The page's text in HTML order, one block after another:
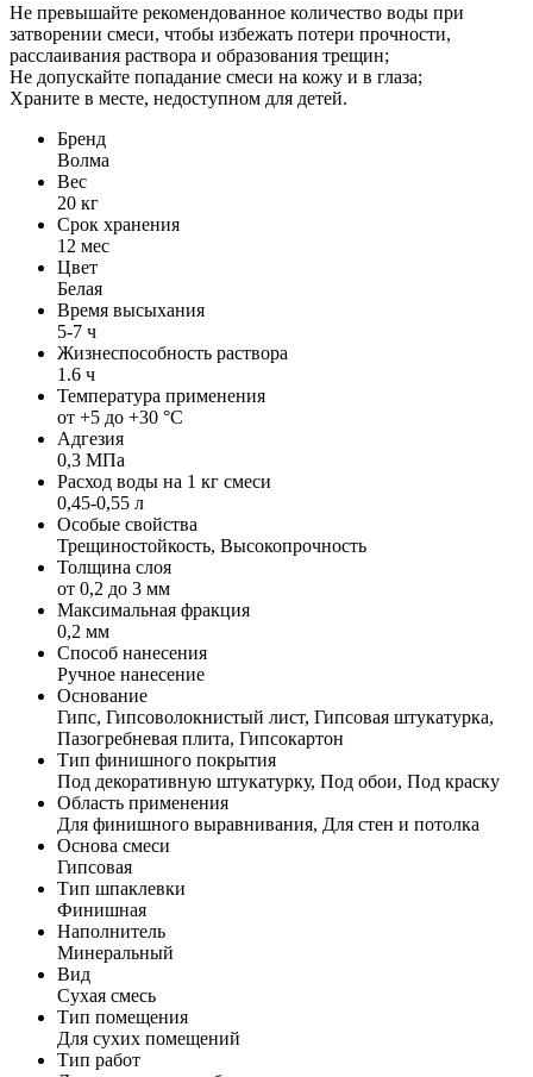
Не превышайте рекомендованное количество воды при
затворении смеси, чтобы избежать потери прочности,
расслаивания раствора и образования трещин;
Не допускайте попадание смеси на кожу и в глаза;
Храните в месте, недоступном для детей.
Бренд
Волма
Вес
20 кг
Срок хранения
12 мес
Цвет
Белая
Время высыхания
5-7 ч
Жизнеспособность раствора
1.6 ч
Температура применения
от +5 до +30 °С
Адгезия
0,3 МПа
Расход воды на 1 кг смеси
0,45-0,55 л
Особые свойства
Трещиностойкость, Высокопрочность
Толщина слоя
от 0,2 до 3 мм
Максимальная фракция
0,2 мм
Способ нанесения
Ручное нанесение
Основание
Гипс, Гипсоволокнистый лист, Гипсовая штукатурка,
Пазогребневая плита, Гипсокартон
Тип финишного покрытия
Под декоративную штукатурку, Под обои, Под краску
Область применения
Для финишного выравнивания, Для стен и потолка
Основа смеси
Гипсовая
Тип шпаклевки
Финишная
Наполнитель
Минеральный
Вид
Сухая смесь
Тип помещения
Для сухих помещений
Тип работ